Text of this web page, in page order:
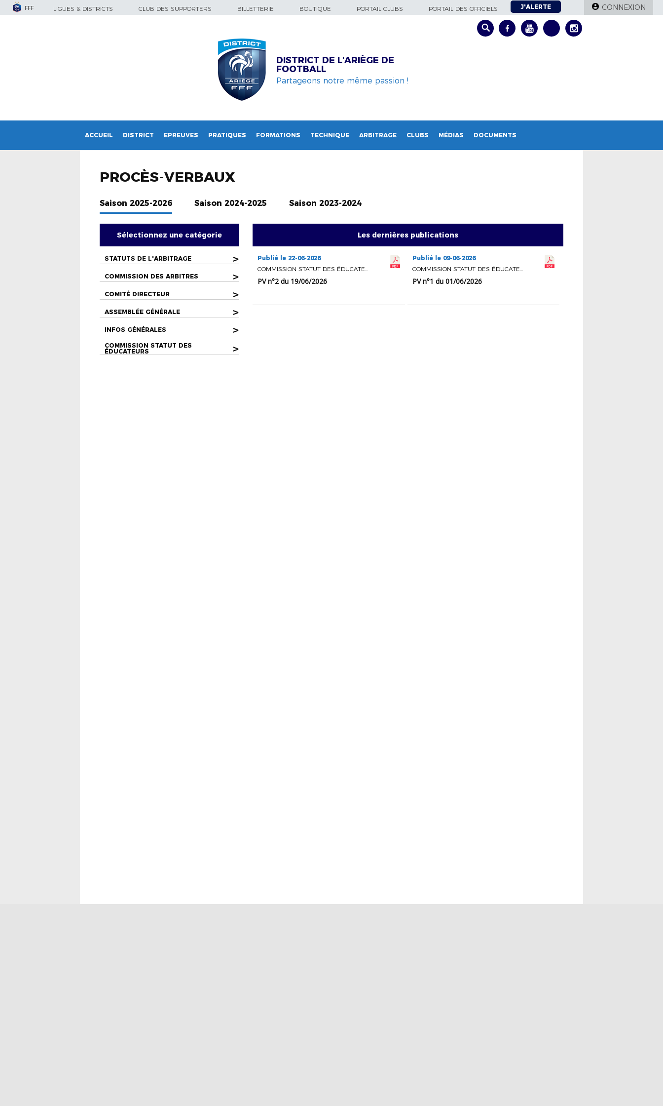
FFF LIGUES & DISTRICTS CLUB DES SUPPORTERS BILLETTERIE BOUTIQUE PORTAIL CLUBS PORTAIL DES OFFICIELS J'ALERTE CONNEXION
DISTRICT DE L'ARIÈGE DE
FOOTBALL
Partageons notre même passion !
ACCUEIL DISTRICT EPREUVES PRATIQUES FORMATIONS TECHNIQUE ARBITRAGE CLUBS MÉDIAS DOCUMENTS
PROCÈS-VERBAUX
Saison 2025-2026 Saison 2024-2025 Saison 2023-2024
Sélectionnez une catégorie
STATUTS DE L'ARBITRAGE >
COMMISSION DES ARBITRES >
COMITÉ DIRECTEUR >
ASSEMBLÉE GÉNÉRALE >
INFOS GÉNÉRALES >
COMMISSION STATUT DES
ÉDUCATEURS
>
Les dernières publications
Publié le 22-06-2026
COMMISSION STATUT DES ÉDUCATEURS
PV n°2 du 19/06/2026
Publié le 09-06-2026
COMMISSION STATUT DES ÉDUCATEURS
PV n°1 du 01/06/2026